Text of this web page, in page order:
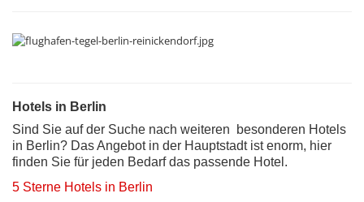
Hotels in Berlin
Sind Sie auf der Suche nach weiteren besonderen Hotels
in Berlin? Das Angebot in der Hauptstadt ist enorm, hier
finden Sie für jeden Bedarf das passende Hotel.
5 Sterne Hotels in Berlin